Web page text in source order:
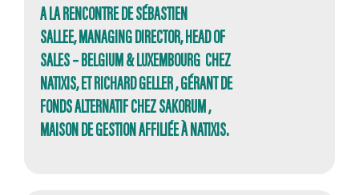
A LA RENCONTRE DE SÉBASTIEN
SALLEE, MANAGING DIRECTOR, HEAD OF
SALES – BELGIUM & LUXEMBOURG CHEZ
NATIXIS, ET RICHARD GELLER , GÉRANT DE
FONDS ALTERNATIF CHEZ SAKORUM ,
MAISON DE GESTION AFFILIÉE À NATIXIS.